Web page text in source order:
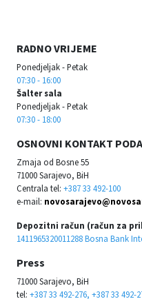
RADNO VRIJEME
Ponedjeljak - Petak
07:30 - 16:00
Šalter sala
Ponedjeljak - Petak
07:30 - 18:00
OSNOVNI KONTAKT
Zmaja od Bosne 55
71000 Sarajevo, BiH
Centrala tel: +387 33 492-100
e-mail:
Depozitni račun (račun za
1411965320011288 Bosna Bank
Press
71000 Sarajevo, BiH
tel: +387 33 492-276, +387 33 492-